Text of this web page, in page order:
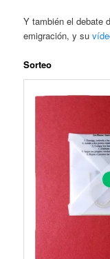
Y también el debate
emigración, y su
Sorteo